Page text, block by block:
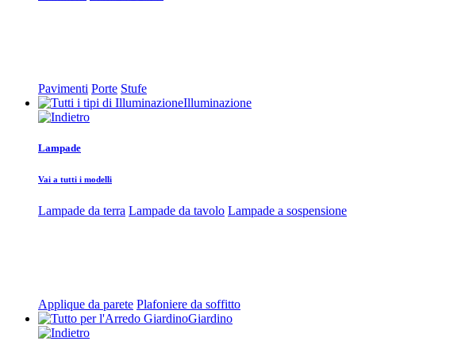
Pavimenti Porte Stufe
Illuminazione
Lampade
Vai a tutti i modelli
Lampade da terra Lampade da tavolo Lampade a sospensione
Applique da parete Plafoniere da soffitto
Giardino